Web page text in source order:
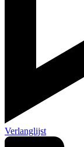
Verlanglijst